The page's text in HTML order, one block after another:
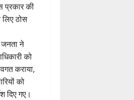
प्रकार की
ठोस
ने
को
कराया,
को
दिए गए।